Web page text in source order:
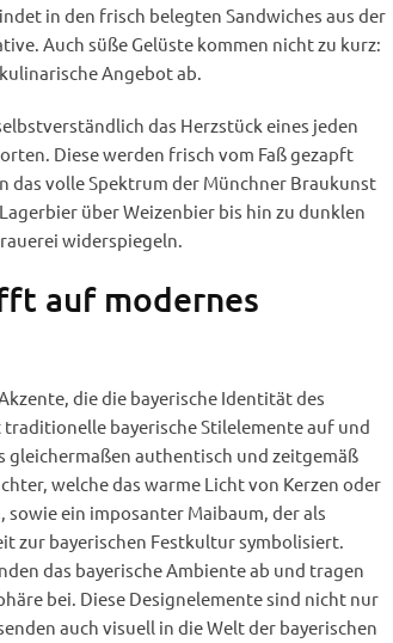
in den frisch belegten Sandwiches aus der
Auch süße Gelüste kommen nicht zu kurz:
Angebot ab.
das Herzstück eines jeden
Diese werden frisch vom Faß gezapft
das volle Spektrum der Münchner Braukunst
über Weizenbier bis hin zu dunklen
widerspiegeln.
auf modernes
die die bayerische Identität des
bayerische Stilelemente auf und
gleichermaßen authentisch und zeitgemäß
welche das warme Licht von Kerzen oder
ein imposanter Maibaum, der als
zur bayerischen Festkultur symbolisiert.
das bayerische Ambiente ab und tragen
bei. Diese Designelemente sind nicht nur
auch visuell in die Welt der bayerischen